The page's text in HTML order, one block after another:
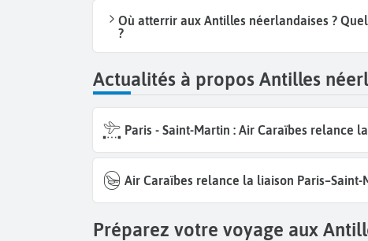
Où atterrir aux Antilles néerlandaises ?
?
Actualités à propos Antilles
Paris - Saint-Martin : Air Caraïbes relance
Air Caraïbes relance la liaison Paris–Saint-
Préparez votre voyage aux